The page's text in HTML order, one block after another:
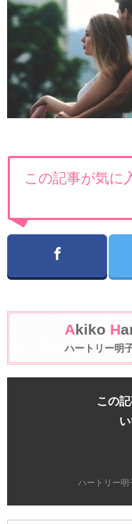
この記事が気に
Akiko H
ハートリー明
この
ハートリー明